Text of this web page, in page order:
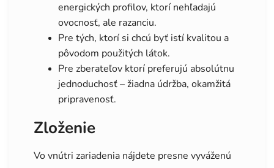
energických profilov, ktorí nehľadajú
ovocnosť, ale razanciu.
Pre tých, ktorí si chcú byť istí kvalitou a
pôvodom použitých látok.
Pre zberateľov ktorí preferujú absolútnu
jednoduchosť – žiadna údržba, okamžitá
pripravenosť.
Zloženie
Vo vnútri zariadenia nájdete presne vyváženú